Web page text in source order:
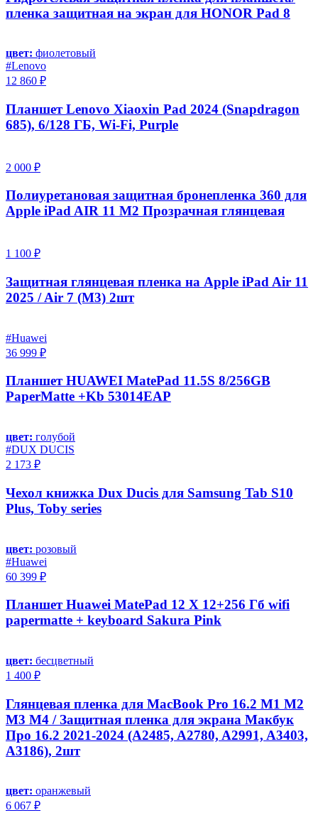
пленка защитная на экран для HONOR Pad 8
цвет: фиолетовый
#Lenovo
12 860 ₽
Планшет Lenovo Xiaoxin Pad 2024 (Snapdragon
685), 6/128 ГБ, Wi-Fi, Purple
2 000 ₽
Полиуретановая защитная бронепленка 360 для
Apple iPad AIR 11 M2 Прозрачная глянцевая
1 100 ₽
Защитная глянцевая пленка на Apple iPad Air 11
2025 / Air 7 (M3) 2шт
#Huawei
36 999 ₽
Планшет HUAWEI MatePad 11.5S 8/256GB
PaperMatte +Kb 53014EAP
цвет: голубой
#DUX DUCIS
2 173 ₽
Чехол книжка Dux Ducis для Samsung Tab S10
Plus, Toby series
цвет: розовый
#Huawei
60 399 ₽
Планшет Huawei MatePad 12 X 12+256 Гб wifi
papermatte + keyboard Sakura Pink
цвет: бесцветный
1 400 ₽
Глянцевая пленка для MacBook Pro 16.2 M1 M2
M3 M4 / Защитная пленка для экрана Макбук
Про 16.2 2021-2024 (A2485, A2780, A2991, A3403,
A3186), 2шт
цвет: оранжевый
6 067 ₽